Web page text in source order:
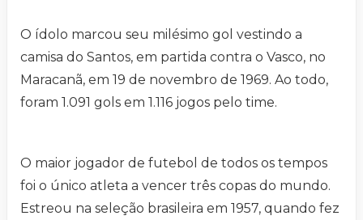
O ídolo marcou seu milésimo gol vestindo a
camisa do Santos, em partida contra o Vasco, no
Maracanã, em 19 de novembro de 1969. Ao todo,
foram 1.091 gols em 1.116 jogos pelo time.
O maior jogador de futebol de todos os tempos
foi o único atleta a vencer três copas do mundo.
Estreou na seleção brasileira em 1957, quando fez